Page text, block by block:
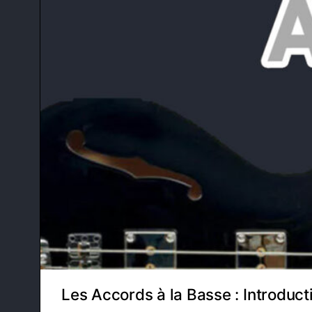
Les Accords à la Basse :